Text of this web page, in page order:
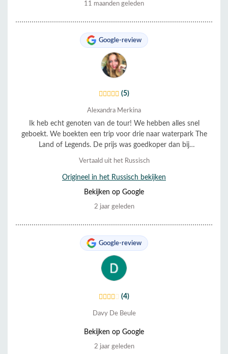
11 maanden geleden
Google-review
(5)
Alexandra Merkina
Ik heb echt genoten van de tour! We hebben alles snel
geboekt. We boekten een trip voor drie naar waterpark The
Land of Legends. De prijs was goedkoper dan bij
Vertaald uit het Russisch
Origineel in het Russisch bekijken
Bekijken op Google
2 jaar geleden
Google-review
(4)
Davy De Beule
Bekijken op Google
2 jaar geleden